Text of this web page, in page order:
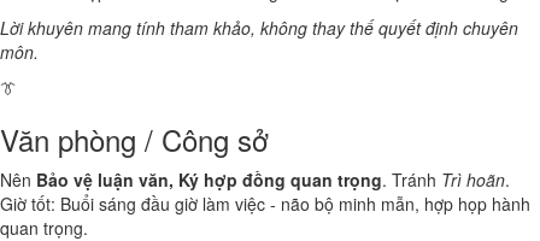
Lời khuyên mang tính tham khảo, không thay thế quyết định chuyên
môn.
👔
Văn phòng / Công sở
Nên Bảo vệ luận văn, Ký hợp đồng quan trọng. Tránh Trì hoãn.
Giờ tốt: Buổi sáng đầu giờ làm việc - não bộ minh mẫn, hợp họp hành
quan trọng.